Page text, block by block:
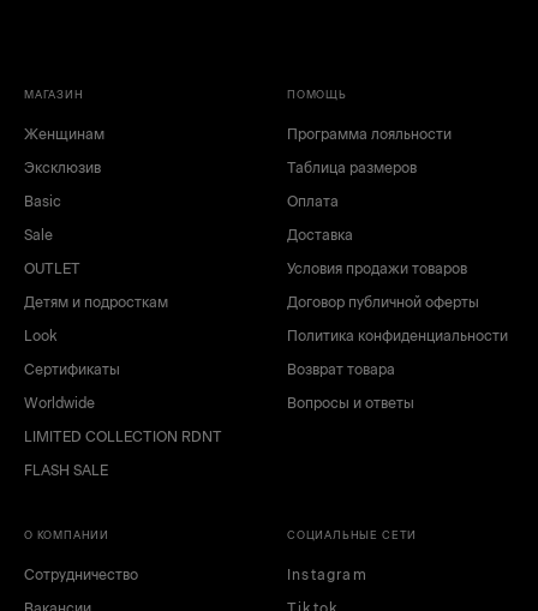
МАГАЗИН
Женщинам
Эксклюзив
Basic
Sale
OUTLET
Детям и подросткам
Look
Сертификаты
Worldwide
LIMITED COLLECTION RDNT
FLASH SALE
ПОМОЩЬ
Программа лояльности
Таблица размеров
Оплата
Доставка
Условия продажи товаров
Договор публичной оферты
Политика конфиденциальности
Возврат товара
Вопросы и ответы
О КОМПАНИИ
Сотрудничество
СОЦИАЛЬНЫЕ СЕТИ
Instagram